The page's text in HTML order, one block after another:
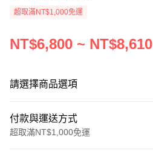
超取滿NT$1,000免運
NT$6,800 ~ NT$8,610
請選擇商品選項
付款與運送方式
超取滿NT$1,000免運